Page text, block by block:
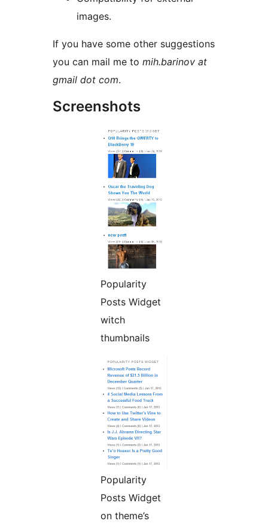
images.
If you have some other suggestions
you can mail me to mih.barinov at
gmail dot com.
Screenshots
Popularity
Posts Widget
witch
thumbnails
Popularity
Posts Widget
on theme’s